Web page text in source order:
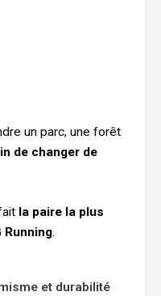
un parc, une forêt
de changer de
la paire la plus
Running.
et durabilité